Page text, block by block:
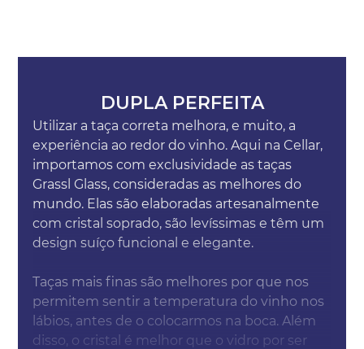
DUPLA PERFEITA
Utilizar a taça correta melhora, e muito, a
experiência ao redor do vinho. Aqui na Cellar,
importamos com exclusividade as taças
Grassl Glass, consideradas as melhores do
mundo. Elas são elaboradas artesanalmente
com cristal soprado, são levíssimas e têm um
design suíço funcional e elegante.
Taças mais finas são melhores por que nos
permitem sentir a temperatura do vinho nos
lábios, antes de o colocarmos na boca. Além
disso, o cristal é melhor que o vidro por ser